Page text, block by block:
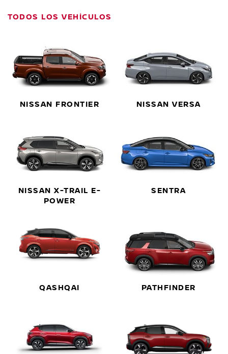
TODOS LOS VEHÍCULOS
NISSAN FRONTIER NISSAN VERSA
NISSAN X-TRAIL E-
POWER
SENTRA
QASHQAI PATHFINDER